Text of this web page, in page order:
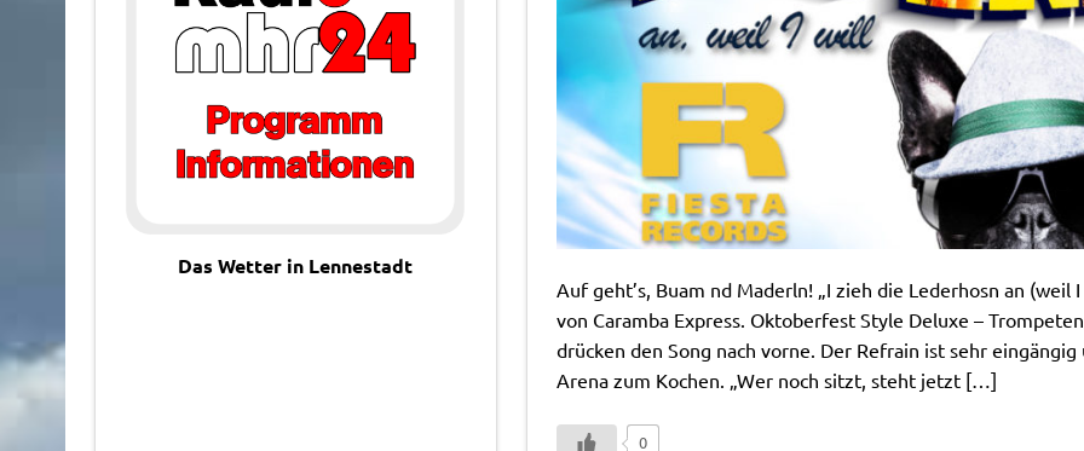
Auf geht’s, Buam nd Maderln! „I zieh die Lederhosn an
von Caramba Express. Oktoberfest Style Deluxe –
drücken den Song nach vorne. Der Refrain ist sehr
Arena zum Kochen. „Wer noch sitzt, steht jetzt […]
0
Das Wetter in Lennestadt